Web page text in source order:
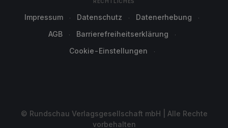
Impressum Datenschutz
Datenerhebung
AGB
Barrierefreiheitserklärung
Cookie-Einstellungen
© Rundschau Verlagsgesellschaft mbH | Alle Rechte
vorbehalten